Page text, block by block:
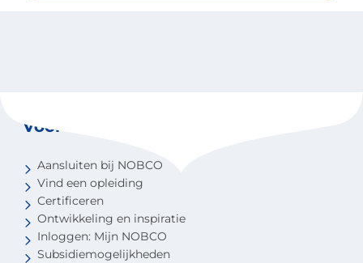
Voor coaches
Aansluiten bij NOBCO
Vind een opleiding
Certificeren
Ontwikkeling en inspiratie
Inloggen: Mijn NOBCO
Subsidiemogelijkheden